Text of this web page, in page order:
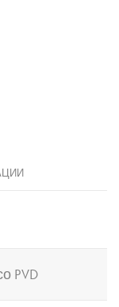
PVD